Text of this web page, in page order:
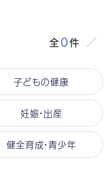
全0件
子どもの健康
妊娠・出産
健全育成・青少年